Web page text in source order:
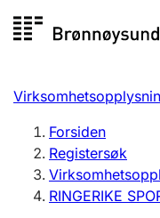
Registersøk
Aksjeselskap
Registrere, endre,
Forsiden
Registersøk
RINGERIKE